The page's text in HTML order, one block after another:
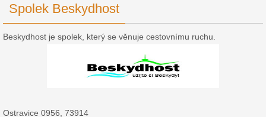
Spolek Beskydhost
Beskydhost je spolek, který se věnuje cestovnímu ruchu.
Ostravice 0956, 73914